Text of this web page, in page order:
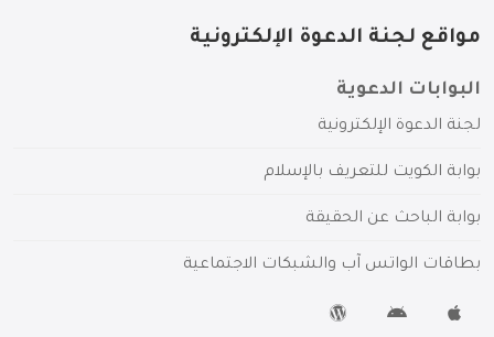
مواقع لجنة الدعوة الإلكترونية
البوابات الدعوية
لجنة الدعوة الإلكترونية
بوابة الكويت للتعريف بالإسلام
بوابة الباحث عن الحقيقة
بطاقات الواتس آب والشبكات الاجتماعية